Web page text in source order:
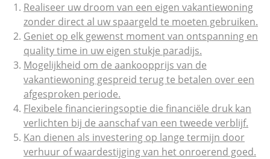
Realiseer uw droom van een eigen vakantiewoning
zonder direct al uw spaargeld te moeten gebruiken.
Geniet op elk gewenst moment van ontspanning en
quality time in uw eigen stukje paradijs.
Mogelijkheid om de aankoopprijs van de
vakantiewoning gespreid terug te betalen over een
afgesproken periode.
Flexibele financieringsoptie die financiële druk kan
verlichten bij de aanschaf van een tweede verblijf.
Kan dienen als investering op lange termijn door
verhuur of waardestijging van het onroerend goed.